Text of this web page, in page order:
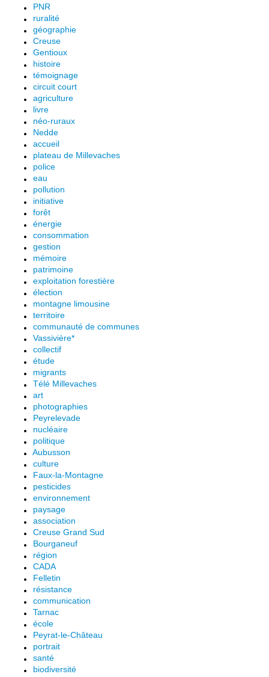
PNR
ruralité
géographie
Creuse
Gentioux
histoire
témoignage
circuit court
agriculture
livre
néo-ruraux
Nedde
accueil
plateau de Millevaches
police
eau
pollution
initiative
forêt
énergie
consommation
gestion
mémoire
patrimoine
exploitation forestière
élection
montagne limousine
territoire
communauté de communes
Vassivière*
collectif
étude
migrants
Télé Millevaches
art
photographies
Peyrelevade
nucléaire
politique
Aubusson
culture
Faux-la-Montagne
pesticides
environnement
paysage
association
Creuse Grand Sud
Bourganeuf
région
CADA
Felletin
résistance
communication
Tarnac
école
Peyrat-le-Château
portrait
santé
biodiversité